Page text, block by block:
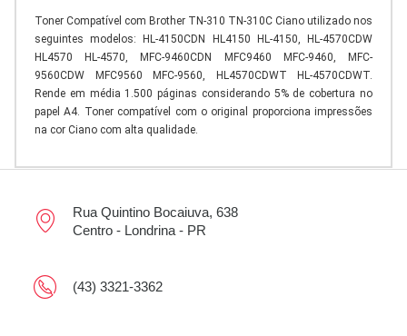
Toner Compatível com Brother TN-310 TN-310C Ciano utilizado nos
seguintes modelos: HL-4150CDN HL4150 HL-4150, HL-4570CDW
HL4570 HL-4570, MFC-9460CDN MFC9460 MFC-9460, MFC-
9560CDW MFC9560 MFC-9560, HL4570CDWT HL-4570CDWT.
Rende em média 1.500 páginas considerando 5% de cobertura no
papel A4. Toner compatível com o original proporciona impressões
na cor Ciano com alta qualidade.
Rua Quintino Bocaiuva, 638
Centro - Londrina - PR
(43) 3321-3362